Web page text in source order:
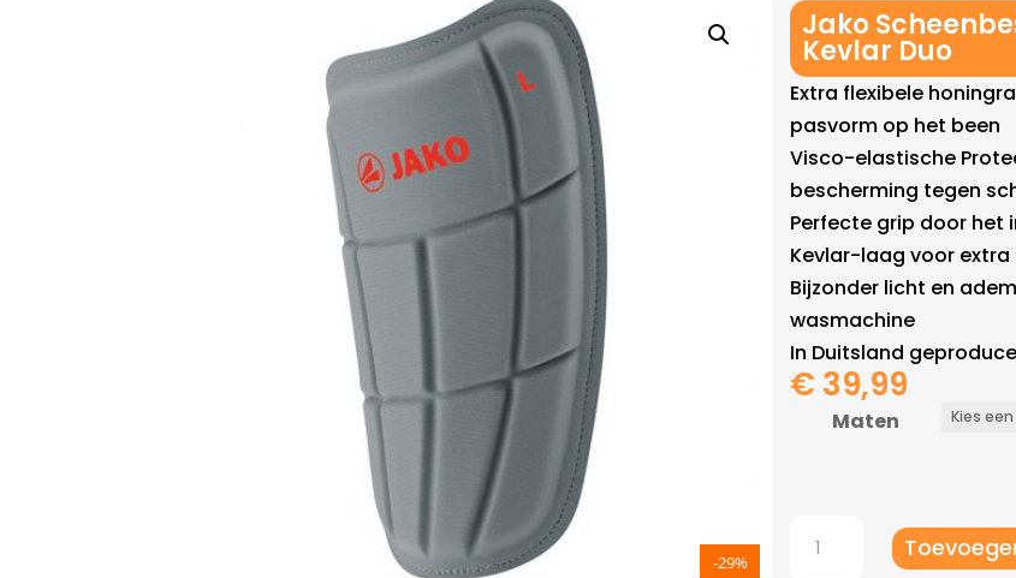
-29%
Jako
Kevlar Duo
Extra flexibele
pasvorm op het been
Visco-elastische
bescherming tegen
Perfecte grip door het
Kevlar-laag voor
Bijzonder licht en
wasmachine
In Duitsland
€ 39,99
Maten
Scheenbeschermer